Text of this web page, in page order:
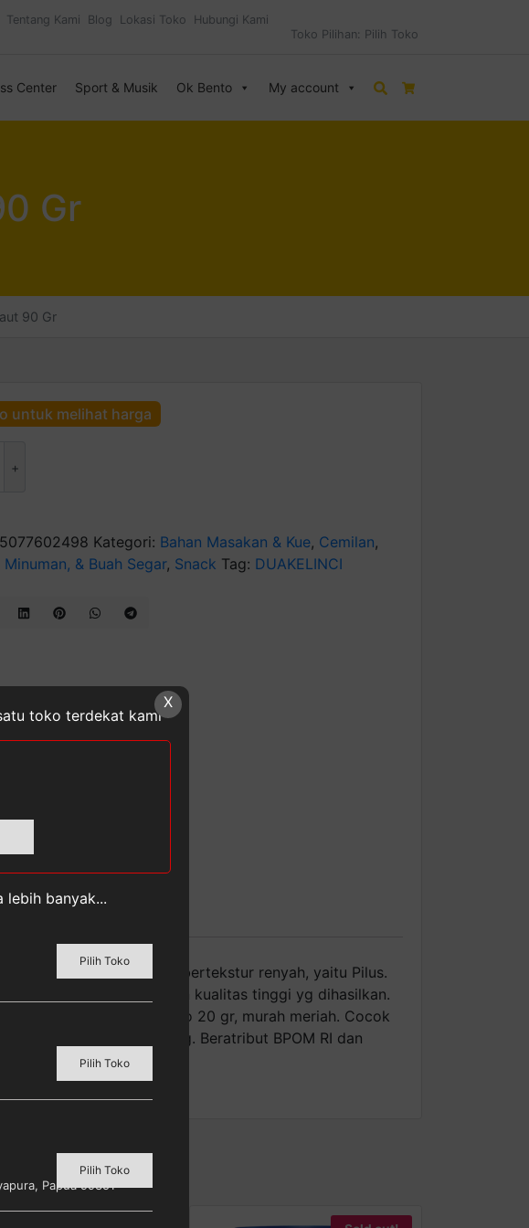
Tentang Kami Blog Lokasi Toko
Hubungi Kami
Toko Pilihan: Pilih Toko
Center Sport & Musik Ok Bento My account Search
Gr
90 Gr
untuk melihat harga
Kategori: Bahan Masakan & Kue, Cemilan,
Minuman, & Buah Segar, Snack Tag: DUAKELINCI
berbentuk butir2 yg bertekstur renyah, yaitu Pilus.
terasa begitu spesial dgn kualitas tinggi yg dihasilkan.
kemasan bantal dgn netto 20 gr, murah meriah. Cocok
kletikan di nasi goreng. Beratribut BPOM RI dan
X
toko terdekat kami
lebih banyak...
Pilih Toko
Pilih Toko
Papua 99351
Pilih Toko